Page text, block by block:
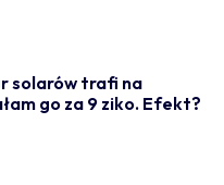
solarów trafi na
go za 9 ziko. Efekt?